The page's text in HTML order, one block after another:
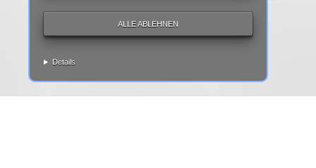
ALLE ABLEHNEN
Details